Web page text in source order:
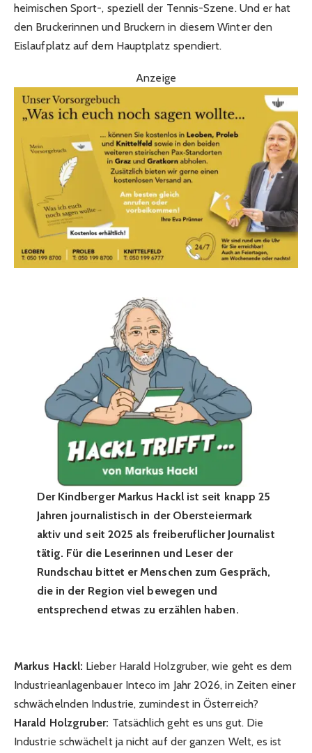
heimischen Sport-, speziell der Tennis-Szene. Und er hat
den Bruckerinnen und Bruckern in diesem Winter den
Eislaufplatz auf dem Hauptplatz spendiert.
Anzeige
Der Kindberger Markus Hackl ist seit knapp 25
Jahren journalistisch in der Obersteiermark
aktiv und seit 2025 als freiberuflicher Journalist
tätig. Für die Leserinnen und Leser der
Rundschau bittet er Menschen zum Gespräch,
die in der Region viel bewegen und
entsprechend etwas zu erzählen haben.
Markus Hackl: Lieber Harald Holzgruber, wie geht es dem
Industrieanlagenbauer Inteco im Jahr 2026, in Zeiten einer
schwächelnden Industrie, zumindest in Österreich?
Harald Holzgruber: Tatsächlich geht es uns gut. Die
Industrie schwächelt ja nicht auf der ganzen Welt, es ist